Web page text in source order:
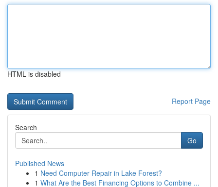
HTML is disabled
Report Page
Search
Go
Published News
1 Need Computer Repair in Lake Forest?
1 What Are the Best Financing Options to Combine ...